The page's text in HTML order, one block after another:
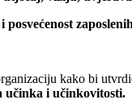
kako bi
učinka i učinkovitosti.